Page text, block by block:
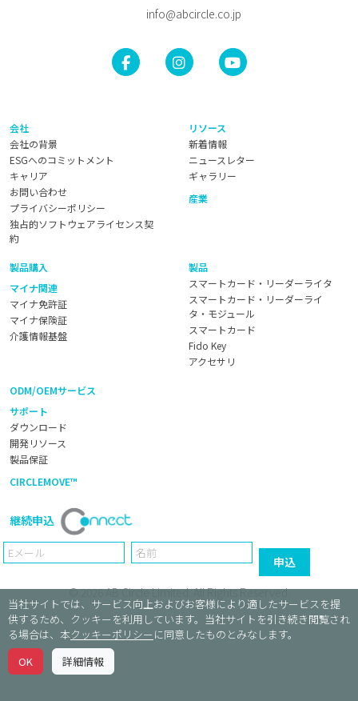
info@abcircle.co.jp
会社
会社の背景
ESGへのコミットメント
キャリア
お問い合わせ
プライバシーポリシー
独占的ソフトウェアライセンス契
約
リソース
新着情報
ニュースレター
ギャラリー
産業
製品購入
マイナ関連
マイナ免許証
マイナ保険証
介護情報基盤
製品
スマートカード・リーダーライタ
スマートカード・リーダーライ
タ・モジュール
スマートカード
Fido Key
アクセサリ
ODM/OEMサービス
サポート
ダウンロード
開発リソース
製品保証
CIRCLEMOVE™
継続申込
Email Name
申込
© 2026AB Circle Limited. All Rights Reserved.
当社サイトでは、サービス向上およびお客様により適したサービスを提
供するため、クッキーを利用しています。当社サイトを引き続き閲覧され
る場合は、本クッキーポリシー に同意したものとみなします。
OK
詳細情報